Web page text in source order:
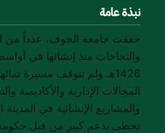
نبذة عامة
حققت جامعة الجوف، عدداً من
والنجاحات منذ إنشائها في
1426هـ ولم تتوقف مسيرة
المجالات الإدارية والأكاديمية
والمشاريع الإنشائية في المدينة
تحظى بدعم كبير من قبل